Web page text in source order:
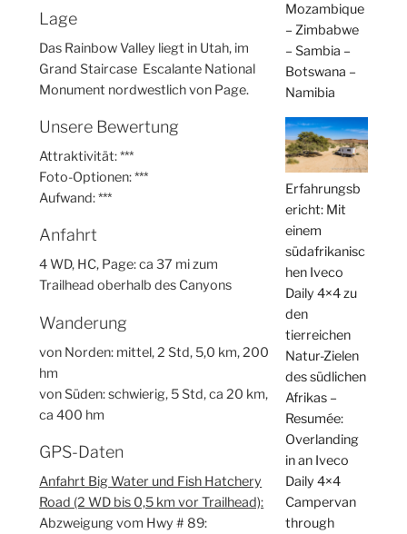
Lage
Das Rainbow Valley liegt in Utah, im
Grand Staircase Escalante National
Monument nordwestlich von Page.
Unsere Bewertung
Attraktivität: ***
Foto-Optionen: ***
Aufwand: ***
Anfahrt
4 WD, HC, Page: ca 37 mi zum
Trailhead oberhalb des Canyons
Wanderung
von Norden: mittel, 2 Std, 5,0 km, 200
hm
von Süden: schwierig, 5 Std, ca 20 km,
ca 400 hm
GPS-Daten
Anfahrt Big Water und Fish Hatchery
Road (2 WD bis 0,5 km vor Trailhead):
Abzweigung vom Hwy # 89:
Mozambique
– Zimbabwe
– Sambia –
Botswana –
Namibia
Erfahrungsb
ericht: Mit
einem
südafrikanisc
hen Iveco
Daily 4×4 zu
den
tierreichen
Natur-Zielen
des südlichen
Afrikas –
Resumée:
Overlanding
in an Iveco
Daily 4×4
Campervan
through